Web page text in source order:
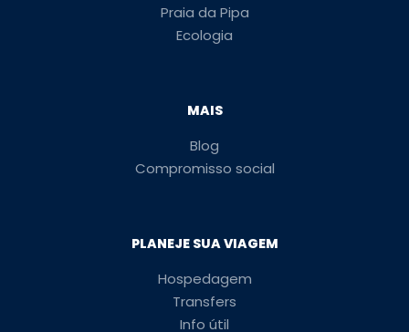
Praia da Pipa
Ecologia
MAIS
Blog
Compromisso social
PLANEJE SUA VIAGEM
Hospedagem
Transfers
Info útil